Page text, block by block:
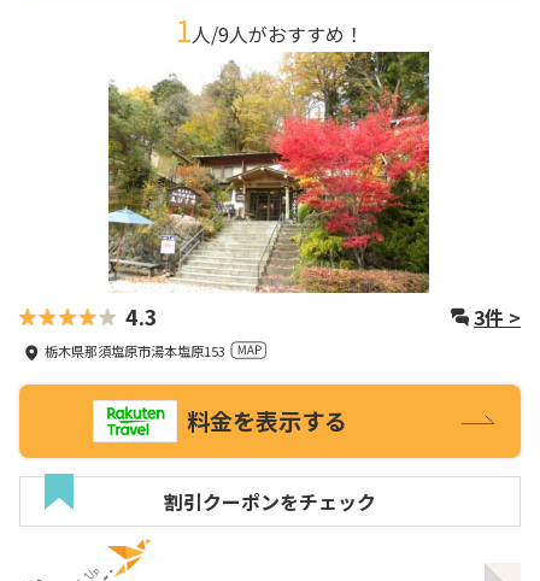
1人/9人がおすすめ！
4.3 3件 >
栃木県那須塩原市湯本塩原153
料金を表示する
割引クーポンをチェック